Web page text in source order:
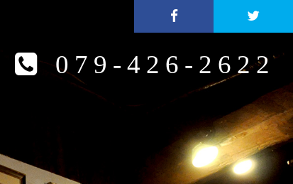
079-426-2622